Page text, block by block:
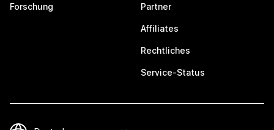
Forschung Partner
Affiliates
Rechtliches
Service-Status